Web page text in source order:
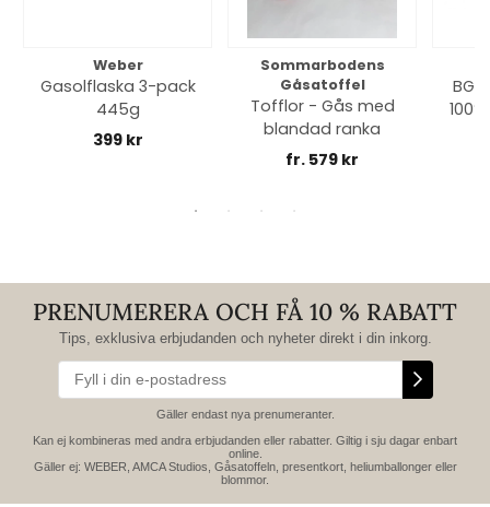
Weber
Gasolflaska 3-pack
445g
399 kr
Sommarbodens
Gåsatoffel
Tofflor - Gås med
blandad ranka
fr. 579 kr
PRENUMERERA OCH FÅ 10 % RABATT
Tips, exklusiva erbjudanden och nyheter direkt i din inkorg.
Gäller endast nya prenumeranter.
Kan ej kombineras med andra erbjudanden eller rabatter. Giltig i sju dagar enbart
online.
Gäller ej: WEBER, AMCA Studios, Gåsatoffeln, presentkort, heliumballonger eller
blommor.